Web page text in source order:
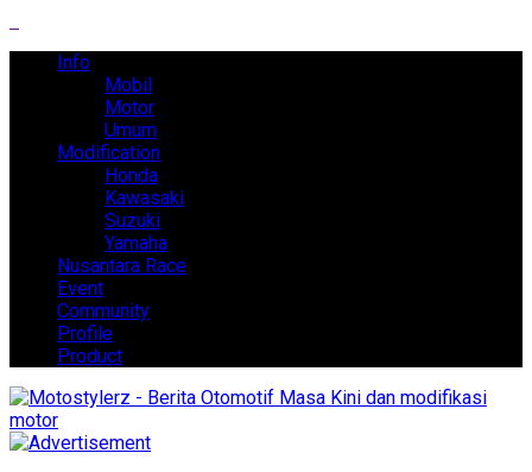
Info
Mobil
Motor
Umum
Modification
Honda
Kawasaki
Suzuki
Yamaha
Nusantara Race
Event
Community
Profile
Product